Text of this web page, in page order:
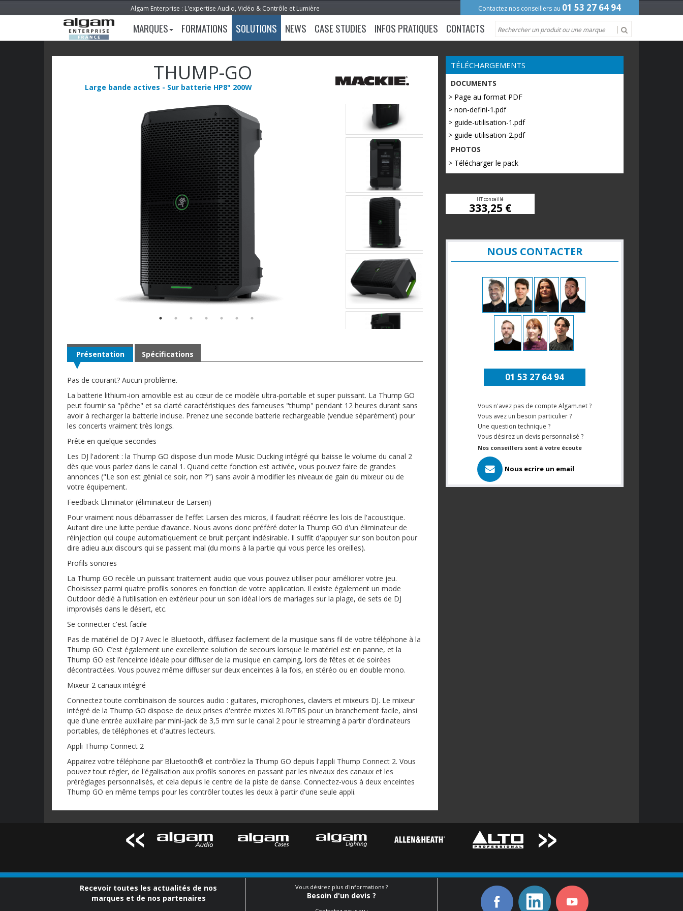
Algam Enterprise : L'expertise Audio, Vidéo & Contrôle et Lumière Contactez nos conseillers au 01 53 27 64 94
MARQUES FORMATIONS SOLUTIONS NEWS CASE STUDIES INFOS PRATIQUES CONTACTS
THUMP-GO
Large bande actives - Sur batterie HP8" 200W
Présentation
Pas de courant? Aucun problème.
La batterie lithium-ion amovible est au cœur de ce modèle ultra-portable et super puissant. La Thump GO
peut fournir sa "pêche" et sa clarté caractéristiques des fameuses "thump" pendant 12 heures durant sans
avoir à recharger la batterie incluse. Prenez une seconde batterie rechargeable (vendue séparément) pour
les concerts vraiment très longs.
Prête en quelque secondes
Les DJ l'adorent : la Thump GO dispose d'un mode Music Ducking intégré qui baisse le volume du canal 2
dès que vous parlez dans le canal 1. Quand cette fonction est activée, vous pouvez faire de grandes
annonces ("Le son est génial ce soir, non ?") sans avoir à modifier les niveaux de gain du mixeur ou de
votre équipement.
Feedback Eliminator (éliminateur de Larsen)
Pour vraiment nous débarrasser de l'effet Larsen des micros, il faudrait réécrire les lois de l'acoustique.
Autant dire une lutte perdue d’avance. Nous avons donc préféré doter la Thump GO d'un éliminateur de
réinjection qui coupe automatiquement ce bruit perçant indésirable. Il suffit d'appuyer sur son bouton pour
dire adieu aux discours qui se passent mal (du moins à la partie qui vous perce les oreilles).
Profils sonores
La Thump GO recèle un puissant traitement audio que vous pouvez utiliser pour améliorer votre jeu.
Choisissez parmi quatre profils sonores en fonction de votre application. Il existe également un mode
Outdoor dédié à l’utilisation en extérieur pour un son idéal lors de mariages sur la plage, de sets de DJ
improvisés dans le désert, etc.
Se connecter c'est facile
Pas de matériel de DJ ? Avec le Bluetooth, diffusez facilement de la musique sans fil de votre téléphone à la
Thump GO. C’est également une excellente solution de secours lorsque le matériel est en panne, et la
Thump GO est l’enceinte idéale pour diffuser de la musique en camping, lors de fêtes et de soirées
décontractées. Vous pouvez même diffuser sur deux enceintes à la fois, en stéréo ou en double mono.
Mixeur 2 canaux intégré
Connectez toute combinaison de sources audio : guitares, microphones, claviers et mixeurs DJ. Le mixeur
intégré de la Thump GO dispose de deux prises d'entrée mixtes XLR/TRS pour un branchement facile, ainsi
que d'une entrée auxiliaire par mini-jack de 3,5 mm sur le canal 2 pour le streaming à partir d'ordinateurs
portables, de téléphones et d'autres lecteurs.
Appli Thump Connect 2
Appairez votre téléphone par Bluetooth® et contrôlez la Thump GO depuis l'appli Thump Connect 2. Vous
pouvez tout régler, de l'égalisation aux profils sonores en passant par les niveaux des canaux et les
préréglages personnalisés, et cela depuis le centre de la piste de danse. Connectez-vous à deux enceintes
Thump GO en même temps pour les contrôler toutes les deux à partir d'une seule appli.
Spécifications
TÉLÉCHARGEMENTS
DOCUMENTS
> Page au format PDF
> non-defini-1.pdf
> guide-utilisation-1.pdf
> guide-utilisation-2.pdf
PHOTOS
> Télécharger le pack
HT conseillé
333,25 €
NOUS CONTACTER
01 53 27 64 94
Vous n'avez pas de compte Algam.net ?
Vous avez un besoin particulier ?
Une question technique ?
Vous désirez un devis personnalisé ?
Nos conseillers sont à votre écoute
Nous ecrire un email
Recevoir toutes les actualités de nos
marques et de nos partenaires
Vous désirez plus d'informations ?
Besoin d'un devis ?